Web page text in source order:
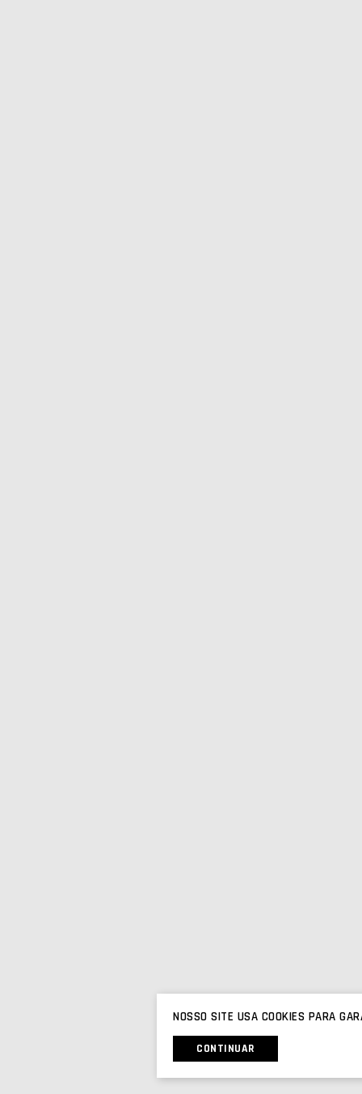
NOSSO SITE USA COOKIES PARA
CONTINUAR